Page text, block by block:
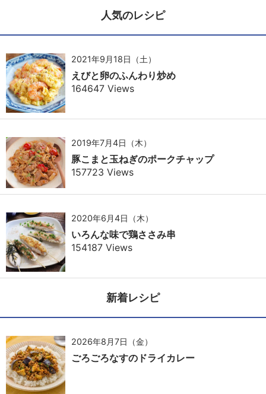
人気のレシピ
2021年9月18日（土）
えびと卵のふんわり炒め
164647 Views
2019年7月4日（木）
豚こまと玉ねぎのポークチャップ
157723 Views
2020年6月4日（木）
いろんな味で鶏ささみ串
154187 Views
新着レシピ
2026年8月7日（金）
ごろごろなすのドライカレー